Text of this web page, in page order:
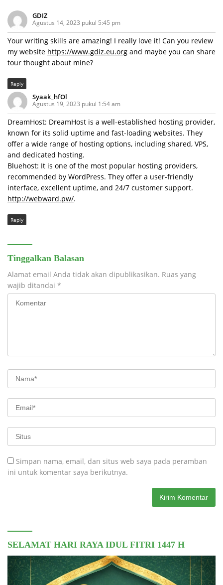
GDIZ
Agustus 14, 2023 pukul 5:45 pm
Your writing skills are amazing! I really love it! Can you review
my website https://www.gdiz.eu.org and maybe you can share
tour thought about mine?
Reply
Syaak_hfOl
Agustus 19, 2023 pukul 1:54 am
DreamHost: DreamHost is a well-established hosting provider,
known for its solid uptime and fast-loading websites. They
offer a wide range of hosting options, including shared, VPS,
and dedicated hosting.
Bluehost: It is one of the most popular hosting providers,
recommended by WordPress. They offer a user-friendly
interface, excellent uptime, and 24/7 customer support.
http://webward.pw/.
Reply
Tinggalkan Balasan
Alamat email Anda tidak akan dipublikasikan. Ruas yang
wajib ditandai *
Simpan nama, email, dan situs web saya pada peramban
ini untuk komentar saya berikutnya.
SELAMAT HARI RAYA IDUL FITRI 1447 H